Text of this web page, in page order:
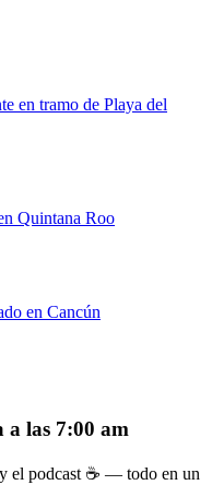
en tramo de Playa del
Quintana Roo
en Cancún
a las 7:00 am
el podcast ☕ — todo en un